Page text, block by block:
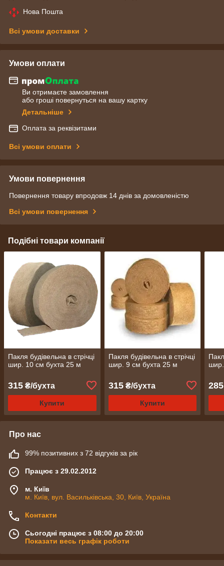
Нова Пошта
Всі умови доставки
Умови оплати
Ви отримаєте замовлення
або гроші повернуться на вашу картку
Детальніше
Оплата за реквізитами
Всі умови оплати
Умови повернення
Повернення товару впродовж 14 днів за домовленістю
Всі умови повернення
Подібні товари компанії
Пакля будівельна в стрічці
шир. 10 см бухта 25 м
315 ₴/бухта
Купити
Пакля будівельна в стрічці
шир. 9 см бухта 25 м
315₴/бухта
Купити
285
Про нас
99% позитивних з 72 відгуків за рік
Працює з 29.02.2012
м. Київ
м. Київ, вул. Васильківська, 30, Київ, Україна
Контакти
Сьогодні працює з 08:00 до 20:00
Показати весь графік роботи